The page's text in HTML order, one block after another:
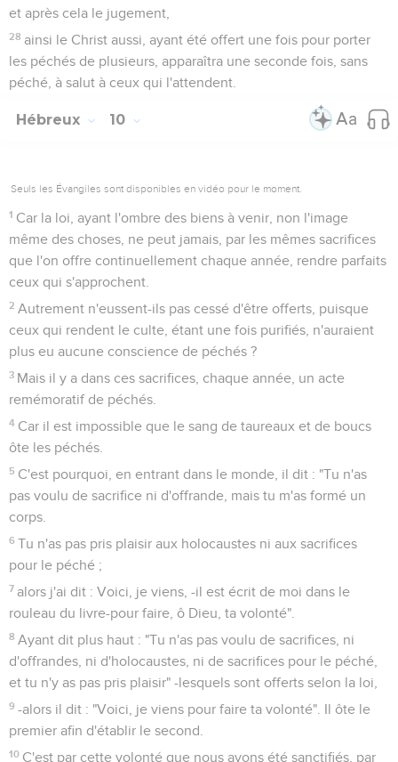
et après cela le jugement,
28 ainsi le Christ aussi, ayant été offert une fois pour porter
les péchés de plusieurs, apparaîtra une seconde fois, sans
péché, à salut à ceux qui l'attendent.
Hébreux 10
Seuls les Évangiles sont disponibles en vidéo pour le moment.
1 Car la loi, ayant l'ombre des biens à venir, non l'image
même des choses, ne peut jamais, par les mêmes sacrifices
que l'on offre continuellement chaque année, rendre parfaits
ceux qui s'approchent.
2 Autrement n'eussent-ils pas cessé d'être offerts, puisque
ceux qui rendent le culte, étant une fois purifiés, n'auraient
plus eu aucune conscience de péchés ?
3 Mais il y a dans ces sacrifices, chaque année, un acte
remémoratif de péchés.
4 Car il est impossible que le sang de taureaux et de boucs
ôte les péchés.
5 C'est pourquoi, en entrant dans le monde, il dit : "Tu n'as
pas voulu de sacrifice ni d'offrande, mais tu m'as formé un
corps.
6 Tu n'as pas pris plaisir aux holocaustes ni aux sacrifices
pour le péché ;
7 alors j'ai dit : Voici, je viens, -il est écrit de moi dans le
rouleau du livre-pour faire, ô Dieu, ta volonté".
8 Ayant dit plus haut : "Tu n'as pas voulu de sacrifices, ni
d'offrandes, ni d'holocaustes, ni de sacrifices pour le péché,
et tu n'y as pas pris plaisir" -lesquels sont offerts selon la loi,
9 -alors il dit : "Voici, je viens pour faire ta volonté". Il ôte le
premier afin d'établir le second.
10 C'est par cette volonté que nous avons été sanctifiés, par